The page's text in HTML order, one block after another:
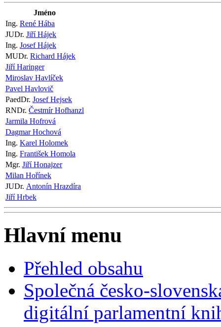
Jméno
Ing. René Hába
JUDr. Jiří Hájek
Ing. Josef Hájek
MUDr. Richard Hájek
Jiří Haringer
Miroslav Havlíček
Pavel Havlovič
PaedDr. Josef Hejsek
RNDr. Čestmír Hofhanzl
Jarmila Hofrová
Dagmar Hochová
Ing. Karel Holomek
Ing. František Homola
Mgr. Jiří Honajzer
Milan Hořínek
JUDr. Antonín Hrazdíra
Jiří Hrbek
Hlavní menu
Přehled obsahu
Společná česko-
digitální parlamentní